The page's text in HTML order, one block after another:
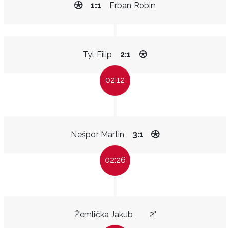
Erban Robin
1:1
Tyl Filip 2:1
02:12
Nešpor Martin 3:1
02:26
Žemlička Jakub 2"